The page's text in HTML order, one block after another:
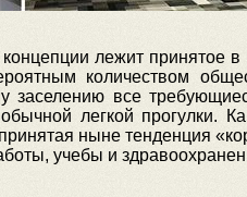
лежит принятое
количеством
заселению все
легкой прогулки.
ныне тенденция
учебы и